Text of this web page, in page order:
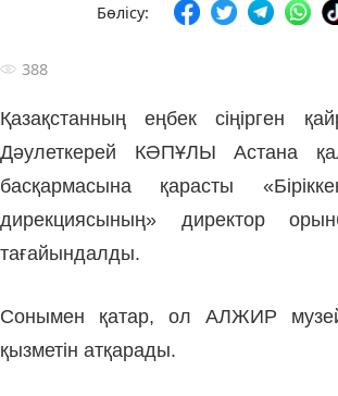
Бөлісу:
388
Қазақстанның еңбек сіңірген
Дәулеткерей КӘПҰЛЫ Астана
басқармасына қарасты
дирекциясының» директор
тағайындалды.
Сонымен қатар, ол АЛЖИР
қызметін атқарады.